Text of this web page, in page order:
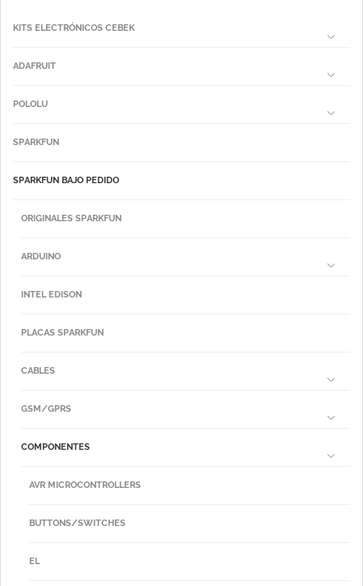
KITS ELECTRÓNICOS CEBEK
ADAFRUIT
POLOLU
SPARKFUN
SPARKFUN BAJO PEDIDO
ORIGINALES SPARKFUN
ARDUINO
INTEL EDISON
PLACAS SPARKFUN
CABLES
GSM/GPRS
COMPONENTES
AVR MICROCONTROLLERS
BUTTONS/SWITCHES
EL